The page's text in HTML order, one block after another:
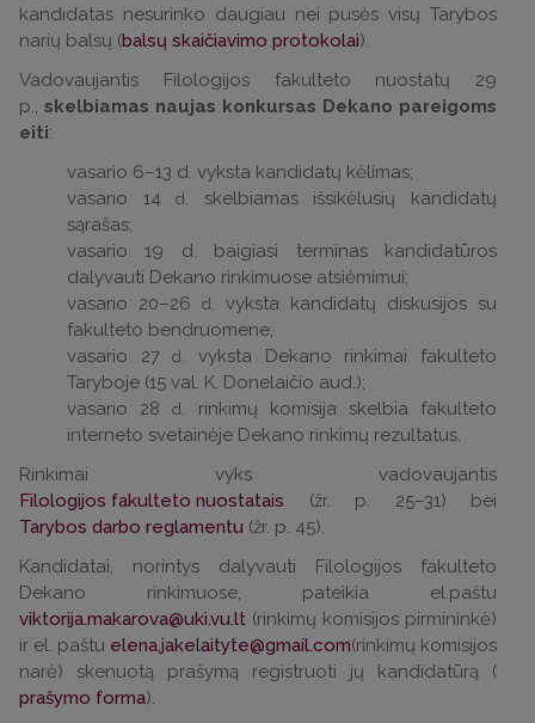
kandidatas nesurinko daugiau nei pusės visų Tarybos
narių balsų (balsų skaičiavimo protokolai).
Vadovaujantis Filologijos fakulteto nuostatų 29
p., skelbiamas naujas konkursas Dekano pareigoms
eiti:
vasario 6–13 d. vyksta kandidatų kėlimas;
vasario 14d.
skelbiamas išsikėlusių kandidatų
sąrašas;
vasario 19 d. baigiasi terminas kandidatūros
dalyvauti Dekano rinkimuose atsiėmimui;
vasario 20–26 d.
vyksta kandidatų diskusijos su
fakulteto bendruomene;
vasario 27d.
vyksta Dekano rinkimai fakulteto
Taryboje (15 val. K. Donelaičio aud.);
vasario 28d.
rinkimų komisija skelbia fakulteto
interneto svetainėje Dekano rinkimų rezultatus.
Rinkimai vyks vadovaujantis
Filologijos fakulteto nuostatais (žr. p. 25–31) bei
Tarybos darbo reglamentu (žr. p. 45).
Kandidatai, norintys dalyvauti Filologijos fakulteto
Dekano rinkimuose, pateikia el.paštu
viktorija.makarova@uki.vu.lt (rinkimų komisijos pirmininkė)
ir el. paštu elena.jakelaityte@gmail.com(rinkimų komisijos
narė) skenuotą prašymą registruoti jų kandidatūrą (
prašymo forma).